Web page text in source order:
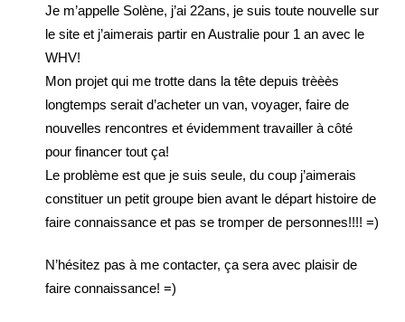
Je m’appelle Solène, j’ai 22ans, je suis toute nouvelle sur
le site et j’aimerais partir en Australie pour 1 an avec le
WHV!
Mon projet qui me trotte dans la tête depuis trèèès
longtemps serait d’acheter un van, voyager, faire de
nouvelles rencontres et évidemment travailler à côté
pour financer tout ça!
Le problème est que je suis seule, du coup j’aimerais
constituer un petit groupe bien avant le départ histoire de
faire connaissance et pas se tromper de personnes!!!! =)
N’hésitez pas à me contacter, ça sera avec plaisir de
faire connaissance! =)